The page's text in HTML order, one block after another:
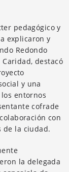
pedagógico y
explicaron y
Redondo
destacó
y una
entornos
cofrade
con
de la ciudad.
la delegada